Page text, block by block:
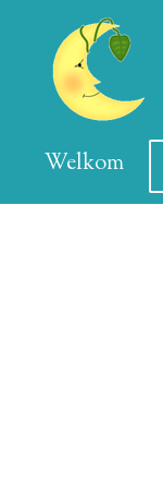
direct
hoofdinhoud
Welkom